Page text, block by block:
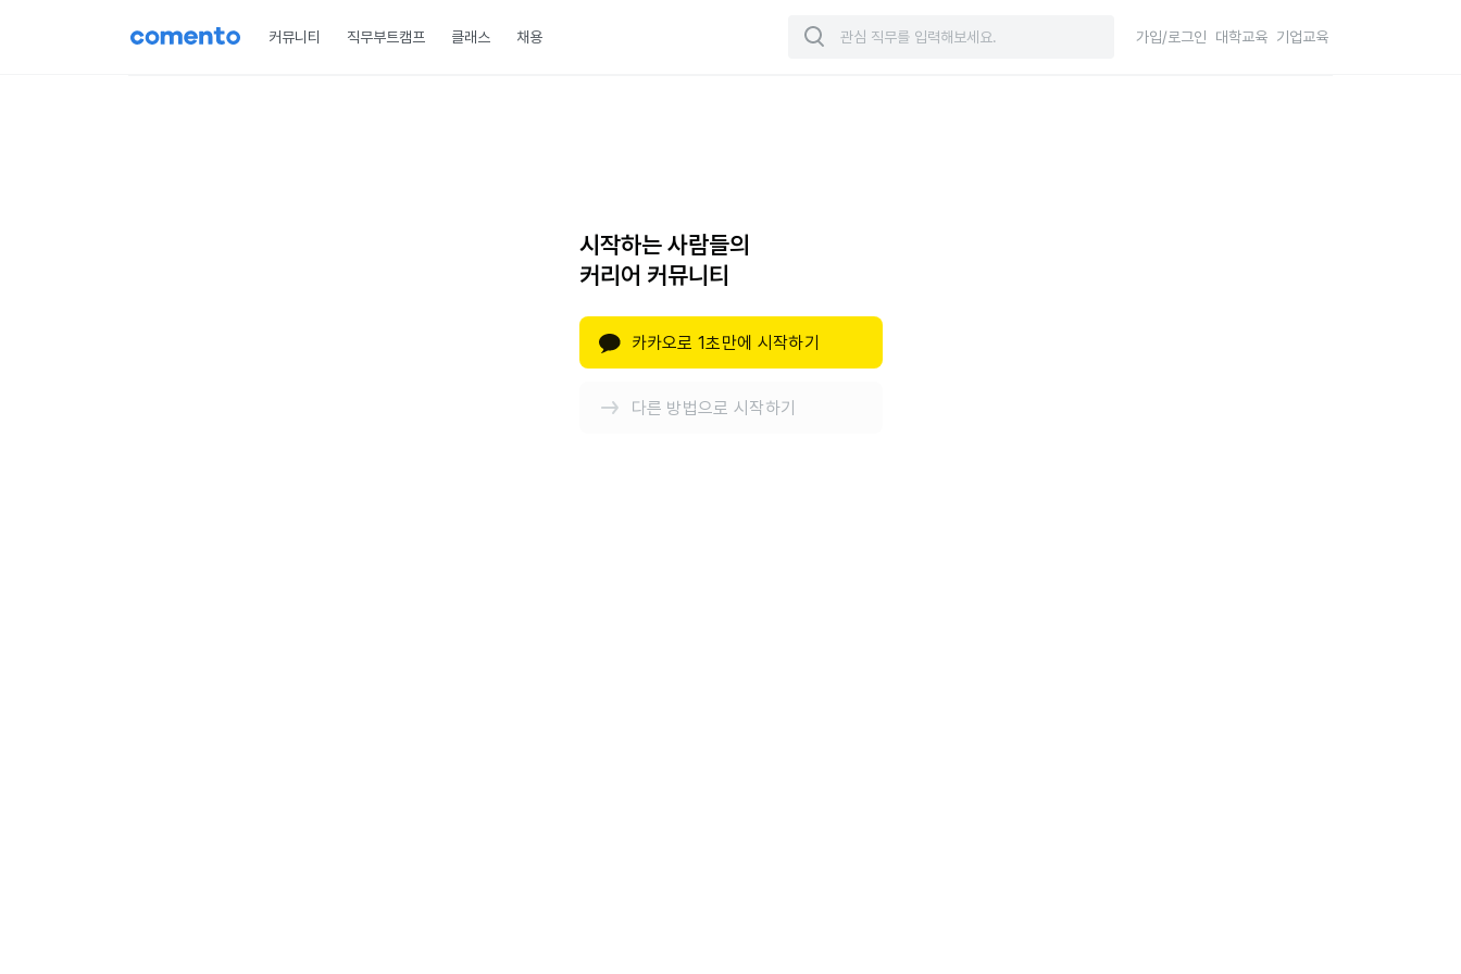
커뮤니티 직무부트캠프 클래스 채용 가입/로그인 대학교육 기업교육
시작하는 사람들의
커리어 커뮤니티
카카오로 1초만에 시작하기
다른 방법으로 시작하기